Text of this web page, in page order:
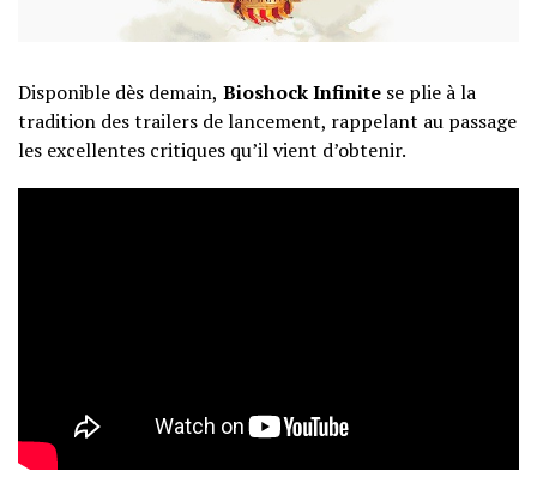
Disponible dès demain, Bioshock Infinite se plie à la
tradition des trailers de lancement, rappelant au passage
les excellentes critiques qu’il vient d’obtenir.